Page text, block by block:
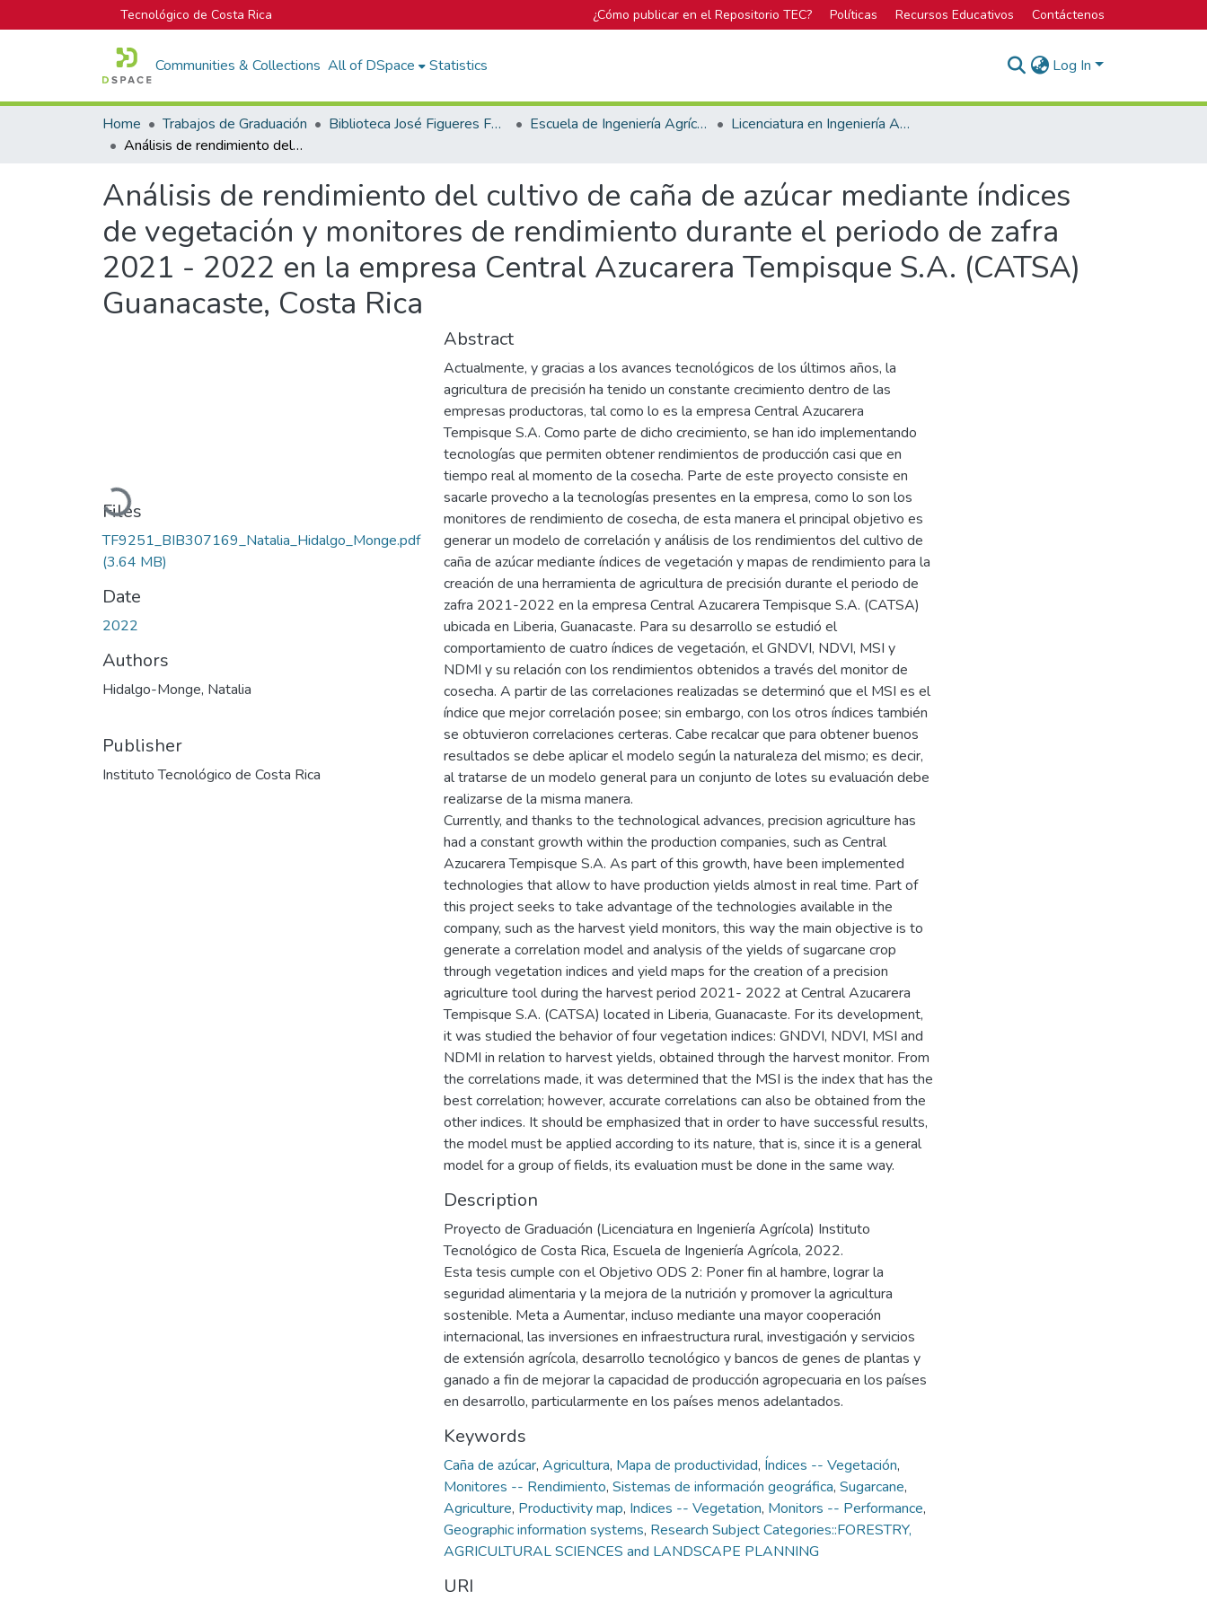
Tecnológico de Costa Rica ¿Cómo publicar en el Repositorio TEC? Políticas Recursos Educativos Contáctenos
Communities & Collections All of DSpace Statistics Log In
Home Trabajos de Graduación Biblioteca José Figueres Ferrer Escuela de Ingeniería Agrícola
Licenciatura en Ingeniería Agrícola
Análisis de rendimiento del cultivo de caña de azúcar mediante índices de vegetación y monitores de rendimiento durante el periodo de zafra 2021 - 2022 en la empresa Central Azucarera Tempisque S.A. (CATSA) Guanacaste, Costa Rica
Análisis de rendimiento del cultivo de caña de azúcar mediante índices
de vegetación y monitores de rendimiento durante el periodo de zafra
2021 - 2022 en la empresa Central Azucarera Tempisque S.A. (CATSA)
Guanacaste, Costa Rica
Loading...
Files
TF9251_BIB307169_Natalia_Hidalgo_Monge.pdf
(3.64 MB)
Date
2022
Authors
Hidalgo-Monge, Natalia
Publisher
Instituto Tecnológico de Costa Rica
Abstract
Actualmente, y gracias a los avances tecnológicos de los últimos años, la
agricultura de precisión ha tenido un constante crecimiento dentro de las
empresas productoras, tal como lo es la empresa Central Azucarera
Tempisque S.A. Como parte de dicho crecimiento, se han ido implementando
tecnologías que permiten obtener rendimientos de producción casi que en
tiempo real al momento de la cosecha. Parte de este proyecto consiste en
sacarle provecho a la tecnologías presentes en la empresa, como lo son los
monitores de rendimiento de cosecha, de esta manera el principal objetivo es
generar un modelo de correlación y análisis de los rendimientos del cultivo de
caña de azúcar mediante índices de vegetación y mapas de rendimiento para la
creación de una herramienta de agricultura de precisión durante el periodo de
zafra 2021-2022 en la empresa Central Azucarera Tempisque S.A. (CATSA)
ubicada en Liberia, Guanacaste. Para su desarrollo se estudió el
comportamiento de cuatro índices de vegetación, el GNDVI, NDVI, MSI y
NDMI y su relación con los rendimientos obtenidos a través del monitor de
cosecha. A partir de las correlaciones realizadas se determinó que el MSI es el
índice que mejor correlación posee; sin embargo, con los otros índices también
se obtuvieron correlaciones certeras. Cabe recalcar que para obtener buenos
resultados se debe aplicar el modelo según la naturaleza del mismo; es decir,
al tratarse de un modelo general para un conjunto de lotes su evaluación debe
realizarse de la misma manera.
Currently, and thanks to the technological advances, precision agriculture has
had a constant growth within the production companies, such as Central
Azucarera Tempisque S.A. As part of this growth, have been implemented
technologies that allow to have production yields almost in real time. Part of
this project seeks to take advantage of the technologies available in the
company, such as the harvest yield monitors, this way the main objective is to
generate a correlation model and analysis of the yields of sugarcane crop
through vegetation indices and yield maps for the creation of a precision
agriculture tool during the harvest period 2021- 2022 at Central Azucarera
Tempisque S.A. (CATSA) located in Liberia, Guanacaste. For its development,
it was studied the behavior of four vegetation indices: GNDVI, NDVI, MSI and
NDMI in relation to harvest yields, obtained through the harvest monitor. From
the correlations made, it was determined that the MSI is the index that has the
best correlation; however, accurate correlations can also be obtained from the
other indices. It should be emphasized that in order to have successful results,
the model must be applied according to its nature, that is, since it is a general
model for a group of fields, its evaluation must be done in the same way.
Description
Proyecto de Graduación (Licenciatura en Ingeniería Agrícola) Instituto
Tecnológico de Costa Rica, Escuela de Ingeniería Agrícola, 2022.
Esta tesis cumple con el Objetivo ODS 2: Poner fin al hambre, lograr la
seguridad alimentaria y la mejora de la nutrición y promover la agricultura
sostenible. Meta a Aumentar, incluso mediante una mayor cooperación
internacional, las inversiones en infraestructura rural, investigación y servicios
de extensión agrícola, desarrollo tecnológico y bancos de genes de plantas y
ganado a fin de mejorar la capacidad de producción agropecuaria en los países
en desarrollo, particularmente en los países menos adelantados.
Keywords
Caña de azúcar, Agricultura, Mapa de productividad, Índices -- Vegetación,
Monitores -- Rendimiento, Sistemas de información geográfica, Sugarcane,
Agriculture, Productivity map, Indices -- Vegetation, Monitors -- Performance,
Geographic information systems, Research Subject Categories::FORESTRY,
AGRICULTURAL SCIENCES and LANDSCAPE PLANNING
URI